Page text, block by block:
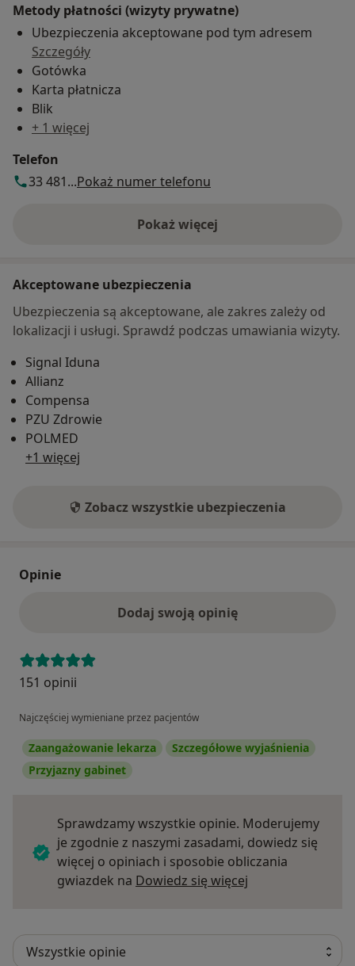
Metody płatności (wizyty prywatne)
Ubezpieczenia akceptowane pod tym adresem
Szczegóły
Gotówka
Karta płatnicza
Blik
+ 1 więcej
Telefon
33 481...Pokaż numer telefonu
Pokaż więcej
o adresie
Akceptowane ubezpieczenia
Ubezpieczenia są akceptowane, ale zakres zależy od
lokalizacji i usługi. Sprawdź podczas umawiania wizyty.
Signal Iduna
Allianz
Compensa
PZU Zdrowie
POLMED
+1 więcej
Zobacz wszystkie ubezpieczenia
Opinie
Dodaj swoją opinię
151 opinii
Najczęściej wymieniane przez pacjentów
Zaangażowanie lekarza
Szczegółowe wyjaśnienia
Przyjazny gabinet
Sprawdzamy wszystkie opinie. Moderujemy
je zgodnie z naszymi zasadami, dowiedz się
więcej o opiniach i sposobie obliczania
gwiazdek na Dowiedz się więcej